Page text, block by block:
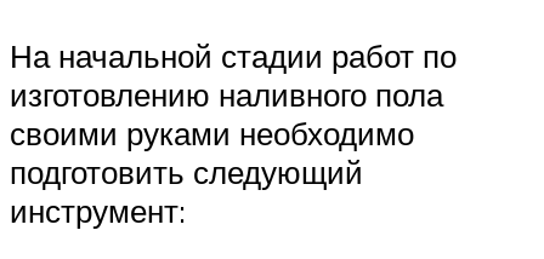
На начальной стадии работ по
изготовлению наливного пола
своими руками необходимо
подготовить следующий
инструмент: